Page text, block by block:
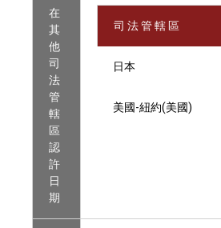
在
其
他
司
法
管
轄
區
認
許
日
期
司 法 管 轄 區
日本
美國-紐約(美國)